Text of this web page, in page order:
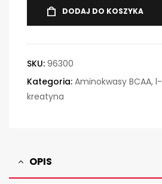
DODAJ DO KOSZYKA
SKU: 96300
Kategoria: Aminokwasy BCAA,
kreatyna
OPIS